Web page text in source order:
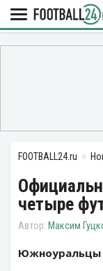
FOOTBALL24.ru
четыре
Максим
Южноуральцы